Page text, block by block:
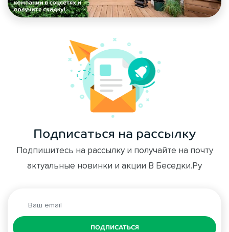
Подписаться на рассылку
Подпишитесь на рассылку и получайте на почту
актуальные новинки и акции В Беседки.Ру
ПОДПИСАТЬСЯ